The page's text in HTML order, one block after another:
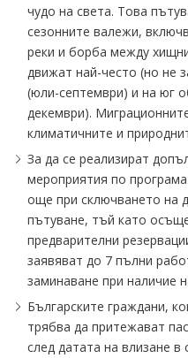
чудо на света. Това
сезонните валежи,
реки и борба между
движат най-често (но не
(юли-септември) и на юг
декември).
климатичните и
За да се реализират
мероприятия по
още при сключването на
пътуване, тъй като
предварителни
заявяват до 7 пълни
заминаване при наличие
Българските граждани,
трябва да притежават
след датата на влизане в